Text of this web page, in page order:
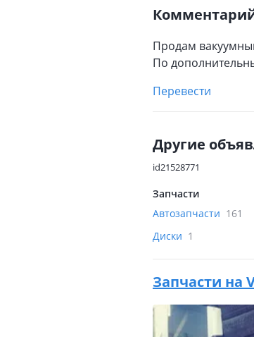
Продам
По
Перевести
Другие
id21528771
Запчасти
Автозапчасти 161
Диски 1
Запчасти на